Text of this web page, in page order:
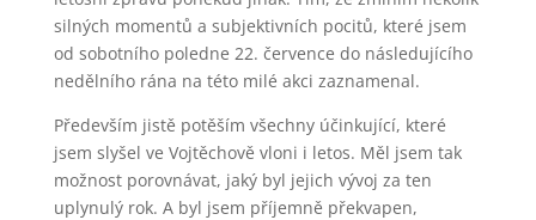
silných momentů a subjektivních pocitů, které jsem
od sobotního poledne 22. července do následujícího
nedělního rána na této milé akci zaznamenal.
Především jistě potěším všechny účinkující, které
jsem slyšel ve Vojtěchově vloni i letos. Měl jsem tak
možnost porovnávat, jaký byl jejich vývoj za ten
uplynulý rok. A byl jsem příjemně překvapen,